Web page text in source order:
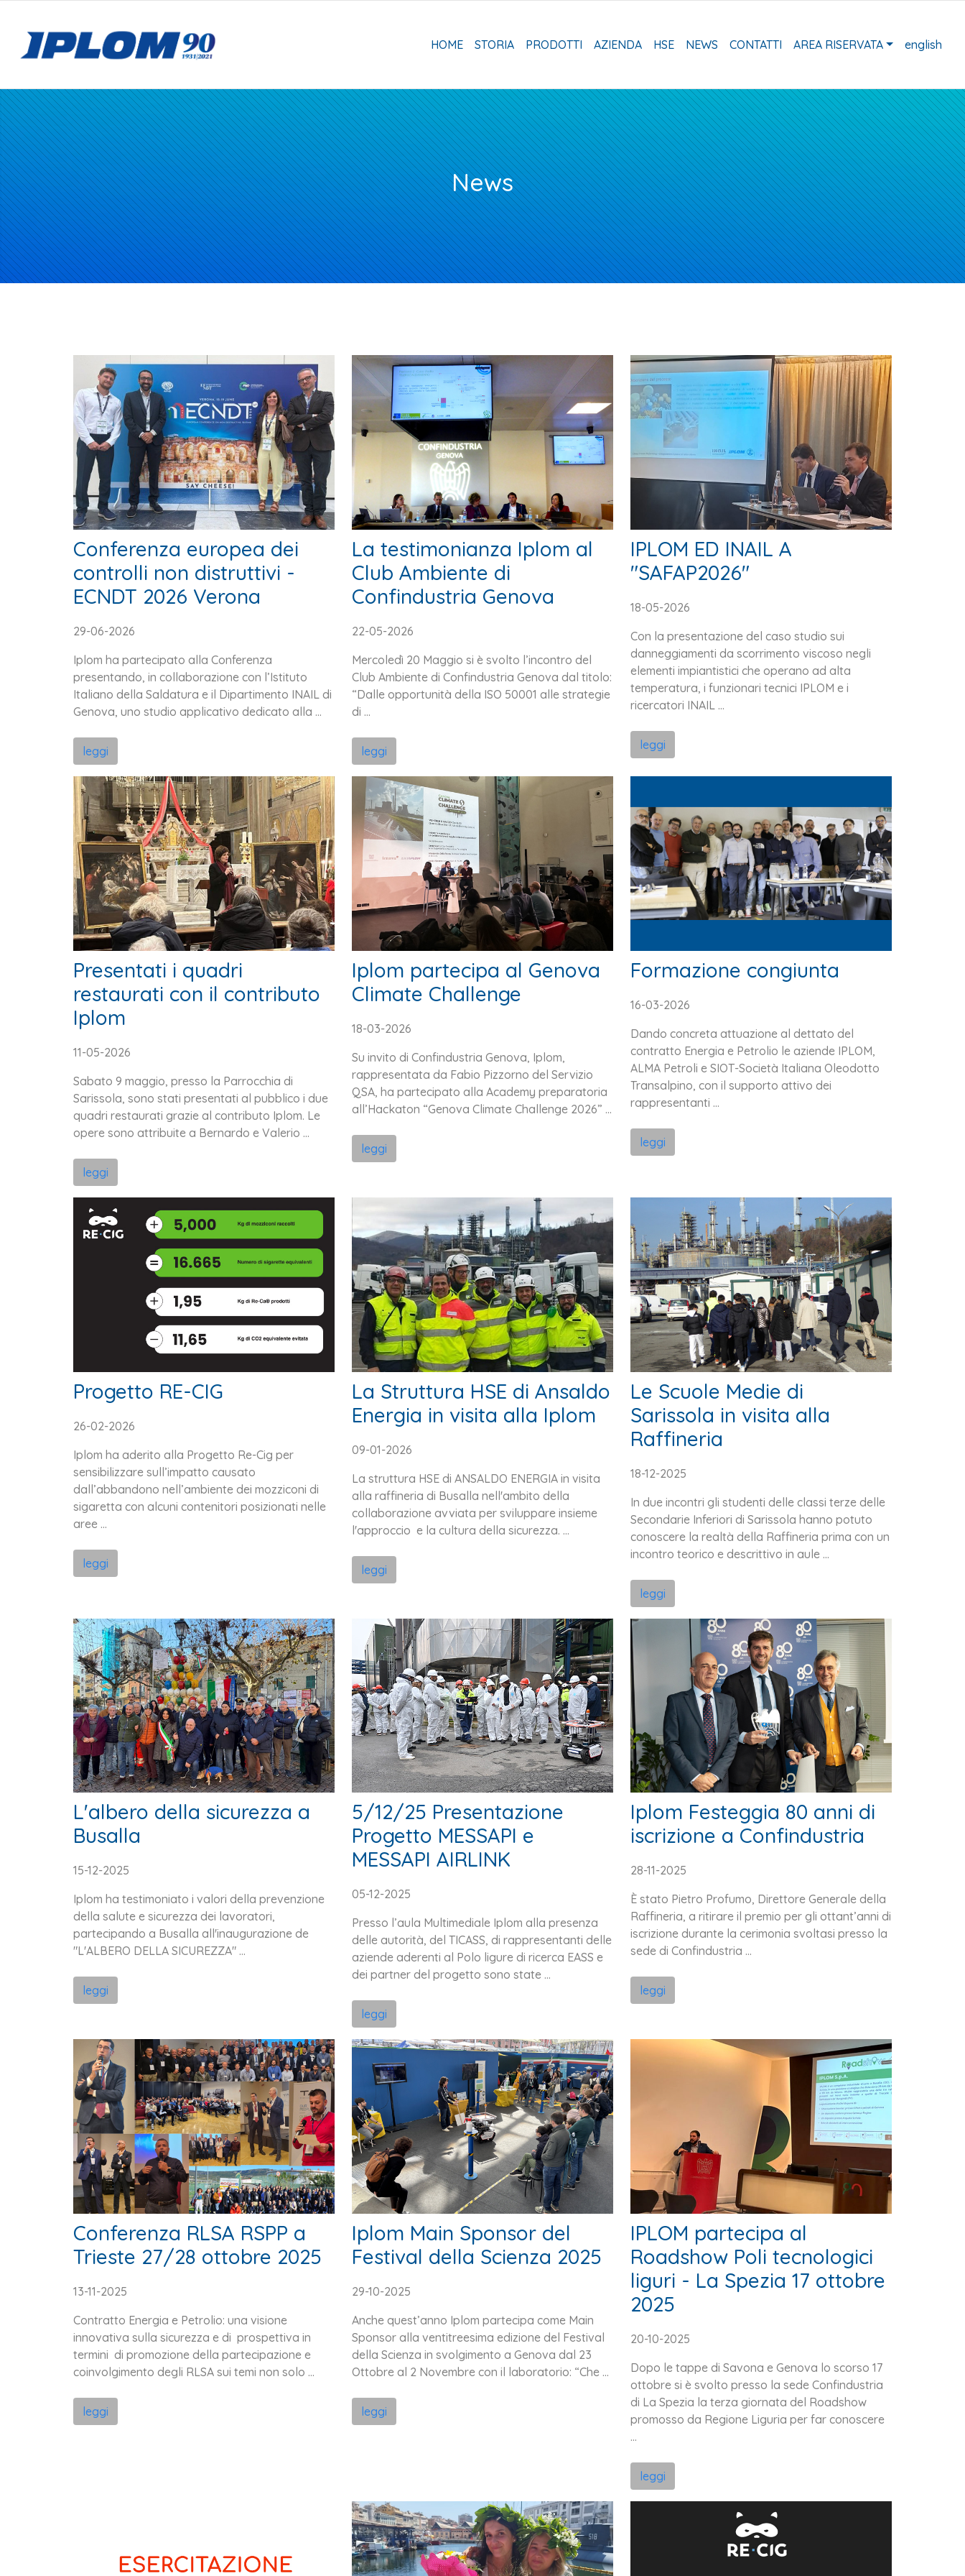
HOME STORIA PRODOTTI AZIENDA HSE NEWS CONTATTI AREA RISERVATA english
News
Conferenza europea dei
controlli non distruttivi -
ECNDT 2026 Verona
29-06-2026
Iplom ha partecipato alla Conferenza
presentando, in collaborazione con l’Istituto
Italiano della Saldatura e il Dipartimento INAIL di
Genova, uno studio applicativo dedicato alla ...
leggi
La testimonianza Iplom al
Club Ambiente di
Confindustria Genova
22-05-2026
Mercoledì 20 Maggio si è svolto l’incontro del
Club Ambiente di Confindustria Genova dal titolo:
“Dalle opportunità della ISO 50001 alle strategie
di ...
leggi
IPLOM ED INAIL A
"SAFAP2026"
18-05-2026
Con la presentazione del caso studio sui
danneggiamenti da scorrimento viscoso negli
elementi impiantistici che operano ad alta
temperatura, i funzionari tecnici IPLOM e i
ricercatori INAIL ...
leggi
Presentati i quadri
restaurati con il contributo
Iplom
11-05-2026
Sabato 9 maggio, presso la Parrocchia di
Sarissola, sono stati presentati al pubblico i due
quadri restaurati grazie al contributo Iplom. Le
opere sono attribuite a Bernardo e Valerio ...
leggi
Iplom partecipa al Genova
Climate Challenge
18-03-2026
Su invito di Confindustria Genova, Iplom,
rappresentata da Fabio Pizzorno del Servizio
QSA, ha partecipato alla Academy preparatoria
all’Hackaton “Genova Climate Challenge 2026” ...
leggi
Formazione congiunta
16-03-2026
Dando concreta attuazione al dettato del
contratto Energia e Petrolio le aziende IPLOM,
ALMA Petroli e SIOT-Società Italiana Oleodotto
Transalpino, con il supporto attivo dei
rappresentanti ...
leggi
Progetto RE-CIG
26-02-2026
Iplom ha aderito alla Progetto Re-Cig per
sensibilizzare sull’impatto causato
dall’abbandono nell’ambiente dei mozziconi di
sigaretta con alcuni contenitori posizionati nelle
aree ...
leggi
La Struttura HSE di Ansaldo
Energia in visita alla Iplom
09-01-2026
La struttura HSE di ANSALDO ENERGIA in visita
alla raffineria di Busalla nell'ambito della
collaborazione avviata per sviluppare insieme
l'approccio e la cultura della sicurezza. ...
leggi
Le Scuole Medie di
Sarissola in visita alla
Raffineria
18-12-2025
In due incontri gli studenti delle classi terze delle
Secondarie Inferiori di Sarissola hanno potuto
conoscere la realtà della Raffineria prima con un
incontro teorico e descrittivo in aule ...
leggi
L'albero della sicurezza a
Busalla
15-12-2025
Iplom ha testimoniato i valori della prevenzione
della salute e sicurezza dei lavoratori,
partecipando a Busalla all'inaugurazione de
"L'ALBERO DELLA SICUREZZA" ...
leggi
5/12/25 Presentazione
Progetto MESSAPI e
MESSAPI AIRLINK
05-12-2025
Presso l’aula Multimediale Iplom alla presenza
delle autorità, del TICASS, di rappresentanti delle
aziende aderenti al Polo ligure di ricerca EASS e
dei partner del progetto sono state ...
leggi
Iplom Festeggia 80 anni di
iscrizione a Confindustria
28-11-2025
È stato Pietro Profumo, Direttore Generale della
Raffineria, a ritirare il premio per gli ottant’anni di
iscrizione durante la cerimonia svoltasi presso la
sede di Confindustria ...
leggi
Conferenza RLSA RSPP a
Trieste 27/28 ottobre 2025
13-11-2025
Contratto Energia e Petrolio: una visione
innovativa sulla sicurezza e di prospettiva in
termini di promozione della partecipazione e
coinvolgimento degli RLSA sui temi non solo ...
leggi
Iplom Main Sponsor del
Festival della Scienza 2025
29-10-2025
Anche quest’anno Iplom partecipa come Main
Sponsor alla ventitreesima edizione del Festival
della Scienza in svolgimento a Genova dal 23
Ottobre al 2 Novembre con il laboratorio: “Che ...
leggi
IPLOM partecipa al
Roadshow Poli tecnologici
liguri - La Spezia 17 ottobre
2025
20-10-2025
Dopo le tappe di Savona e Genova lo scorso 17
ottobre si è svolto presso la sede Confindustria
di La Spezia la terza giornata del Roadshow
promosso da Regione Liguria per far conoscere
...
leggi